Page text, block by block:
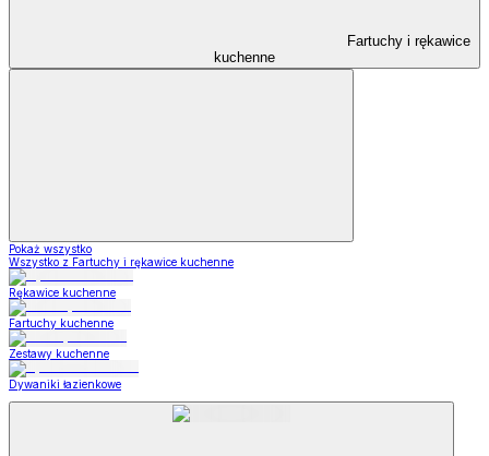
Fartuchy i rękawice
kuchenne
Pokaż wszystko
Wszystko z Fartuchy i rękawice kuchenne
Rękawice kuchenne
Fartuchy kuchenne
Zestawy kuchenne
Dywaniki łazienkowe